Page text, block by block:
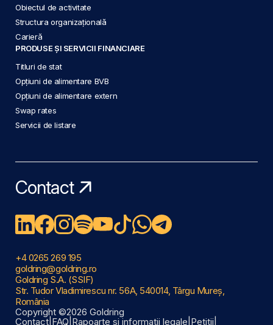
Obiectul de activitate
Structura organizațională
Carieră
PRODUSE ȘI SERVICII FINANCIARE
Titluri de stat
Opțiuni de alimentare BVB
Opțiuni de alimentare extern
Swap rates
Servicii de listare
Contact
+4 0265 269 195
goldring@goldring.ro
Goldring S.A. (SSIF)
Str. Tudor Vladimirescu nr. 56A, 540014, Târgu Mureș,
România
Copyright ©2026 Goldring
Contact FAQ Rapoarte și informații legale Petiții